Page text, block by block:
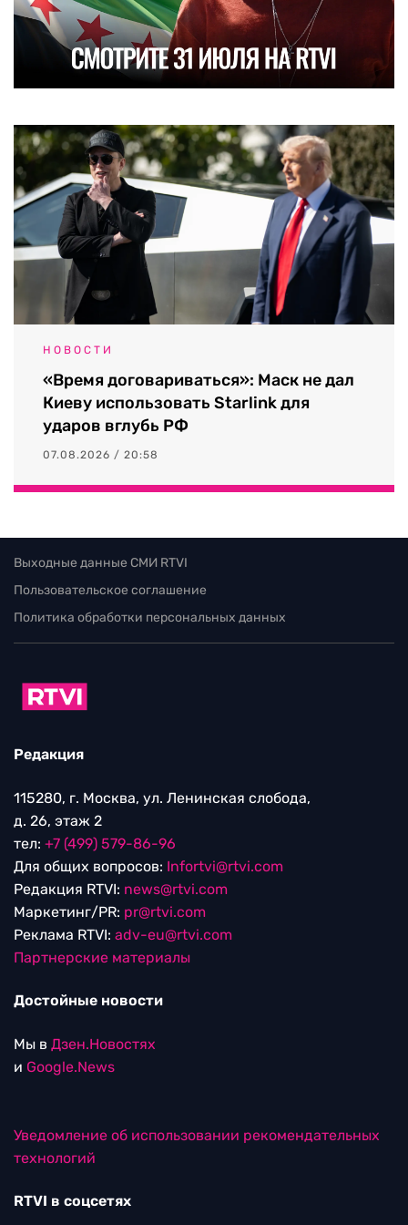
НОВОСТИ
«Время договариваться»: Маск не дал
Киеву использовать Starlink для
ударов вглубь РФ
07.08.2026 / 20:58
Выходные данные СМИ RTVI
Пользовательское соглашение
Политика обработки персональных данных
Редакция
115280, г. Москва, ул. Ленинская слобода,
д. 26, этаж 2
тел: +7 (499) 579-86-96
Для общих вопросов: Infortvi@rtvi.com
Редакция RTVI: news@rtvi.com
Маркетинг/PR: pr@rtvi.com
Реклама RTVI: adv-eu@rtvi.com
Партнерские материалы
Достойные новости
Мы в Дзен.Новостях
и Google.News
Уведомление об использовании рекомендательных
технологий
RTVI в соцсетях